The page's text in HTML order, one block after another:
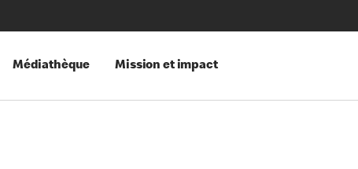
Médiathèque Mission et impact